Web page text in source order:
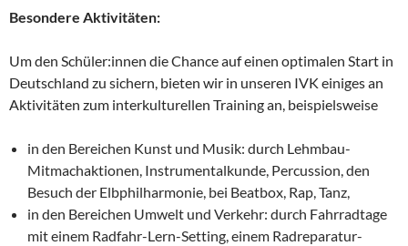
Besondere Aktivitäten:
Um den Schüler:innen die Chance auf einen optimalen Start in
Deutschland zu sichern, bieten wir in unseren IVK einiges an
Aktivitäten zum interkulturellen Training an, beispielsweise
in den Bereichen Kunst und Musik: durch Lehmbau-
Mitmachaktionen, Instrumentalkunde, Percussion, den
Besuch der Elbphilharmonie, bei Beatbox, Rap, Tanz,
in den Bereichen Umwelt und Verkehr: durch Fahrradtage
mit einem Radfahr-Lern-Setting, einem Radreparatur-